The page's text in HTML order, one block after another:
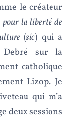
le créateur
pour la liberté de
(sic) qui a
sur la
catholique
Lizop. Je
qui m’a
deux sessions